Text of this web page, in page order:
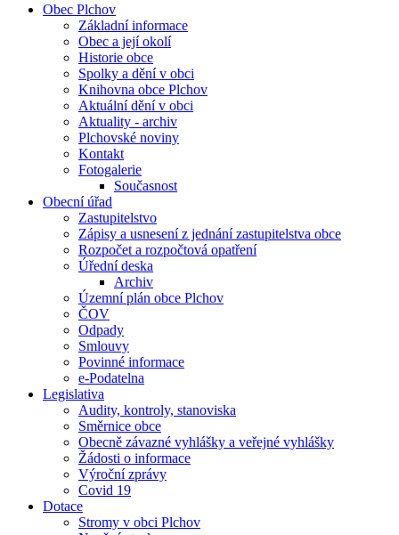
Obec Plchov
Základní informace
Obec a její okolí
Historie obce
Spolky a dění v obci
Knihovna obce Plchov
Aktuální dění v obci
Aktuality - archiv
Plchovské noviny
Kontakt
Fotogalerie
Současnost
Obecní úřad
Zastupitelstvo
Zápisy a usnesení z jednání zastupitelstva obce
Rozpočet a rozpočtová opatření
Úřední deska
Archiv
Územní plán obce Plchov
ČOV
Odpady
Smlouvy
Povinné informace
e-Podatelna
Legislativa
Audity, kontroly, stanoviska
Směrnice obce
Obecně závazné vyhlášky a veřejné vyhlášky
Žádosti o informace
Výroční zprávy
Covid 19
Dotace
Stromy v obci Plchov